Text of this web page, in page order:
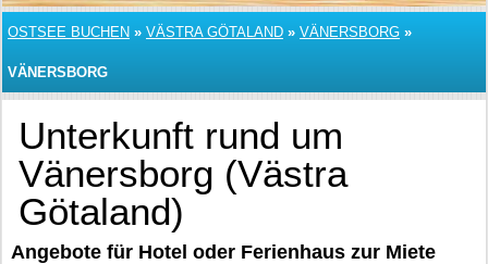
OSTSEE BUCHEN » VÄSTRA GÖTALAND » VÄNERSBORG »
VÄNERSBORG
Unterkunft rund um
Vänersborg (Västra
Götaland)
Angebote für Hotel oder Ferienhaus zur Miete